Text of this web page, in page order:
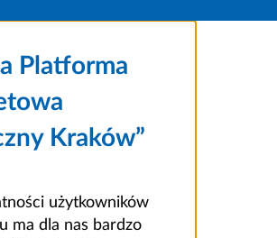
Platforma
Kraków”
użytkowników
ma dla nas bardzo